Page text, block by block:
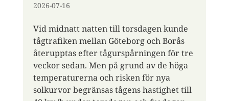
2026-07-16
​​Vid midnatt natten till torsdagen kunde
tågtrafiken mellan Göteborg och Borås
återupptas efter tågurspårningen för tre
veckor sedan. Men på grund av de höga
temperaturerna och risken för nya
solkurvor begränsas tågens hastighet till